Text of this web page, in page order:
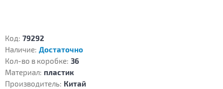
Код: 79292
Наличие: Достаточно
Кол-во в коробке: 36
Материал: пластик
Производитель: Китай